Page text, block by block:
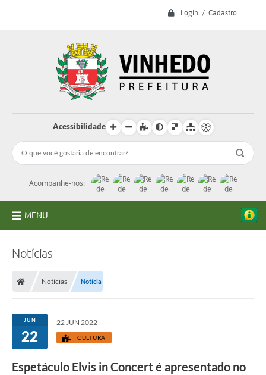
Login / Cadastro
Acessibilidade
Acompanhe-nos:
MENU
Licitações
Transparência
Concursos e Processos Seletivos
Notícias
Notícias Notícia
JUN
22
22 JUN 2022
CULTURA
Espetáculo Elvis in Concert é apresentado no